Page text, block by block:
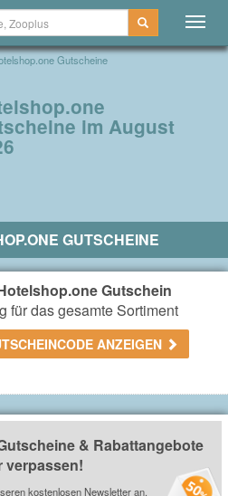
Gutscheine
im August
GUTSCHEINE
Gutschein
für das gesamte Sortiment
ANZEIGEN
& Rabattangebote
verpassen!
kostenlosen Newsletter an.